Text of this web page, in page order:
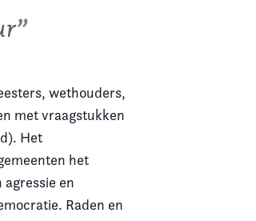
wethouders,
met vraagstukken
Het
het
en
Raden en